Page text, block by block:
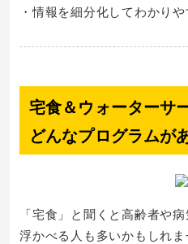
・情報を細分化してわかり
宅食＆ウォーターサ
どんなプログラムが
「宅食」と聞くと高齢者や
浮かべる人も多いかもしれ